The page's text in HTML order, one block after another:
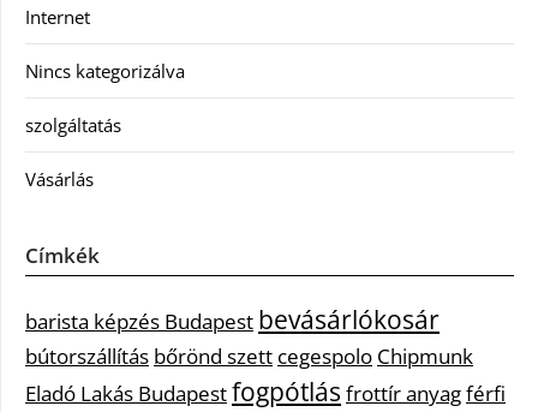
Internet
Nincs kategorizálva
szolgáltatás
Vásárlás
Címkék
barista képzés Budapest bevásárlókosár
bútorszállítás bőrönd szett cegespolo Chipmunk
Eladó Lakás Budapestfogpótlás frottír anyagférfi